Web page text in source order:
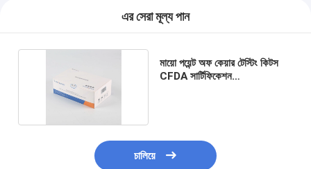
এর সেরা মূল্য পান
মায়ো পয়েন্ট অফ কেয়ার টেস্টিং কিটস
CFDA সার্টিফিকেশন
চালিয়ে